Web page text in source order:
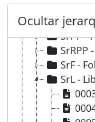
Ocultar
SrL -
SrV -
SrPP -
SrRPP
SrF -
SrL -
0003 -
0004 -